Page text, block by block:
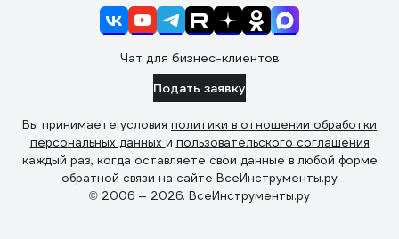
Чат для бизнес-клиентов
Подать заявку
Вы принимаете условия политики в отношении обработки
персональных данных и пользовательского соглашения
каждый раз, когда оставляете свои данные в любой форме
обратной связи на сайте ВсеИнструменты.ру
© 2006 — 2026. ВсеИнструменты.ру